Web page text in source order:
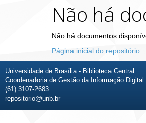
Não há
Não há documentos
Página inicial do repositório
Universidade de Brasília - Biblioteca Central
Coordenadoria de Gestão da Informação Digital
(61) 3107-2683
repositorio@unb.br